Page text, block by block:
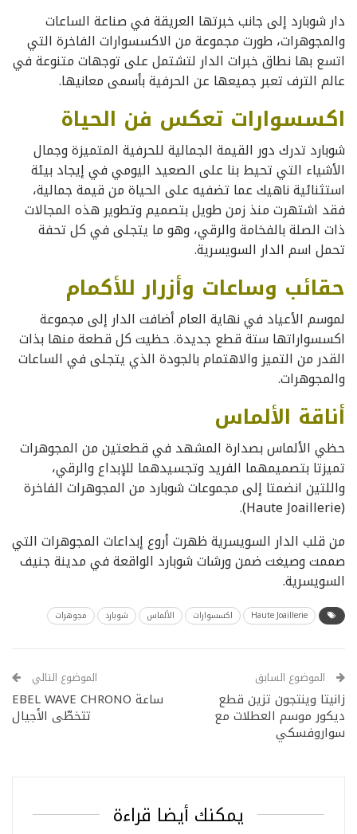
دار شوبارد إلى جانب خبرتها العريقة في صناعة الساعات
والمجوهرات، طورت مجموعة من الاكسسوارات الفاخرة التي
اتسع بها نطاق خبرات الدار لتشتمل على توجهات متنوعة في
عالم الترف تعبر جميعها عن الحرفية بأسمى معانيها.
اكسسوارات تعكس فن الحياة
شوبارد تدرك دور القيمة الجمالية للحرفية المتميزة وجمال
الأشياء التي تحيط بنا على الصعيد اليومي في إيجاد بيئة
استثنائية ناهيك عما تضفيه على الحياة من قيمة جمالية،
فقد اشتهرت منذ زمن طويل بتصميم وتطوير هذه المجالات
ذات الصلة بالفخامة والرقي، وهو ما يتجلى في كل تحفة
تحمل اسم الدار السويسرية.
حقائب وساعات وأزرار للأكمام
لموسم الأعياد في نهاية العام أضافت الدار إلى مجموعة
اكسسواراتها ستة قطع جديدة. حظيت كل قطعة منها بذات
القدر من التميز والاهتمام بالجودة الذي يتجلى في الساعات
والمجوهرات.
أناقة الألماس
حظي الألماس بصدارة المشهد في قطعتين من المجوهرات
تميزتا بتصميمهما الفريد وتجسيدهما للإبداع والرقي،
واللتين انضمتا إلى مجموعات شوبارد من المجوهرات الفاخرة
(Haute Joaillerie).
من قلب الدار السويسرية ظهرت أروع إبداعات المجوهرات التي
صممت وصيغت ضمن ورشات شوبارد الواقعة في مدينة جنيف
السويسرية.
Haute Joaillerie اكسسوارات الألماس شوبارد مجوهرات
الموضوع السابق
زانیتا وینتجون تزين قطع
دیكور موسم العطلات مع
سواروفسكي
الموضوع التالي
ساعة EBEL WAVE CHRONO
تتخطّى الأجيال
يمكنك أيضا قراءة